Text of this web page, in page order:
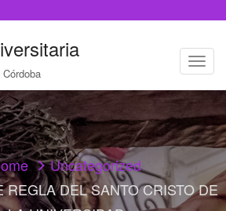
T
o
g
l
e
n
a
i
Uncategorized
REGLA DEL SANTO CRISTO DE